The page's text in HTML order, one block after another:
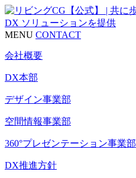
MENU CONTACT
会社概要
DX本部
デザイン事業部
空間情報事業部
360°プレゼンテーション事業部
DX推進方針